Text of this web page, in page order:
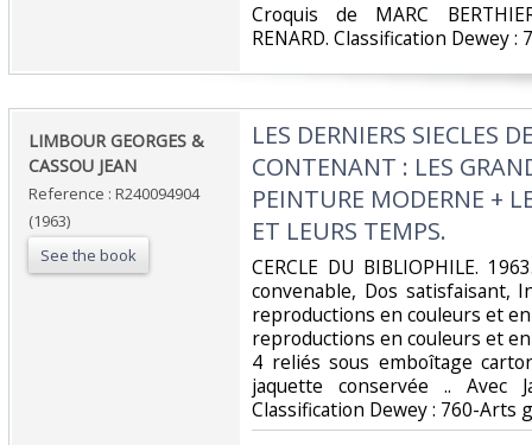
‎Croquis de MARC
RENARD. Classification Dewey :
‎LIMBOUR GEORGES &
CASSOU JEAN‎
Reference : R240094904
(1963)
See the book
‎LES DERNIERS SIECLES
CONTENANT : LES
PEINTURE MODERNE +
ET LEURS TEMPS.‎
‎CERCLE DU BIBLIOPHILE.
convenable, Dos satisfaisant,
reproductions en couleurs et
reproductions en couleurs et
4 reliés sous emboîtage
jaquette conservée .. Avec
Classification Dewey : 760-Arts